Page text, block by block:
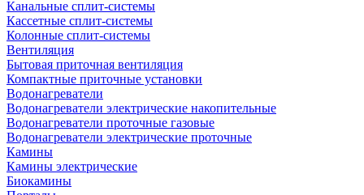
Канальные сплит-системы
Кассетные сплит-системы
Колонные сплит-системы
Вентиляция
Бытовая приточная вентиляция
Компактные приточные установки
Водонагреватели
Водонагреватели электрические накопительные
Водонагреватели проточные газовые
Водонагреватели электрические проточные
Камины
Камины электрические
Биокамины